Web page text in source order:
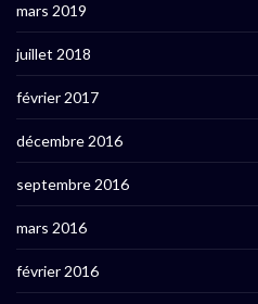
mars 2019
juillet 2018
février 2017
décembre 2016
septembre 2016
mars 2016
février 2016